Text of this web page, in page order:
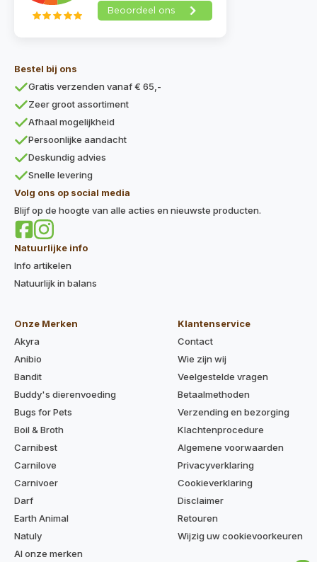
Bestel bij ons
Gratis verzenden vanaf € 65,-
Zeer groot assortiment
Afhaal mogelijkheid
Persoonlijke aandacht
Deskundig advies
Snelle levering
Volg ons op social media
Blijf op de hoogte van alle acties en nieuwste producten.
Natuurlijke info
Info artikelen
Natuurlijk in balans
Onze Merken
Akyra
Anibio
Bandit
Buddy's dierenvoeding
Bugs for Pets
Boil & Broth
Carnibest
Carnilove
Carnivoer
Darf
Earth Animal
Natuly
Al onze merken
Klantenservice
Contact
Wie zijn wij
Veelgestelde vragen
Betaalmethoden
Verzending en bezorging
Klachtenprocedure
Algemene voorwaarden
Privacyverklaring
Cookieverklaring
Disclaimer
Retouren
Wijzig uw cookievoorkeuren